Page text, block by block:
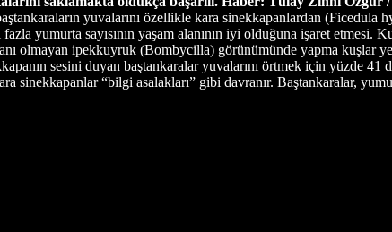
yuvalarını özellikle kara sinekkapanlardan
yumurta sayısının yaşam alanının iyi olduğuna işaret etmesi.
olmayan ipekkuyruk (Bombycilla) görünümünde yapma kuşlar
sesini duyan baştankaralar yuvalarını örtmek için yüzde 41
sinekkapanlar “bilgi asalakları” gibi davranır. Baştankaralar,